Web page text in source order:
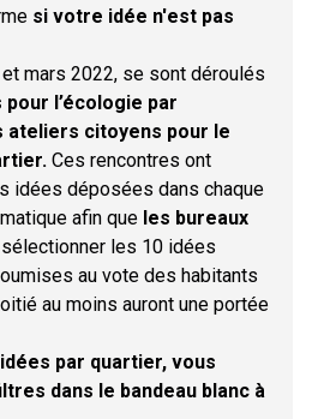
si votre idée n'est pas
mars 2022, se sont déroulés
l’écologie par
ateliers citoyens pour le
Ces rencontres ont
idées déposées dans chaque
afin que les bureaux
les 10 idées
au vote des habitants
au moins auront une portée
par quartier, vous
dans le bandeau blanc à